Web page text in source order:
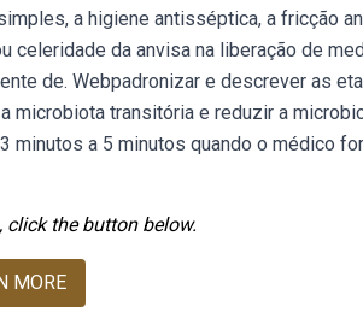
a higiene antisséptica, a fricção
celeridade da anvisa na liberação de
de. Webpadronizar e descrever as
microbiota transitória e reduzir a
minutos a 5 minutos quando o médico
the button below.
MORE